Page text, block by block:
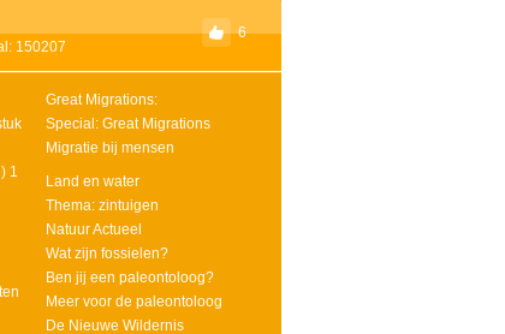
6
150207
1
Great Migrations:
Special: Great Migrations
Migratie bij mensen
Land en water
Thema: zintuigen
Natuur Actueel
Wat zijn fossielen?
Ben jij een paleontoloog?
Meer voor de paleontoloog
De Nieuwe Wildernis